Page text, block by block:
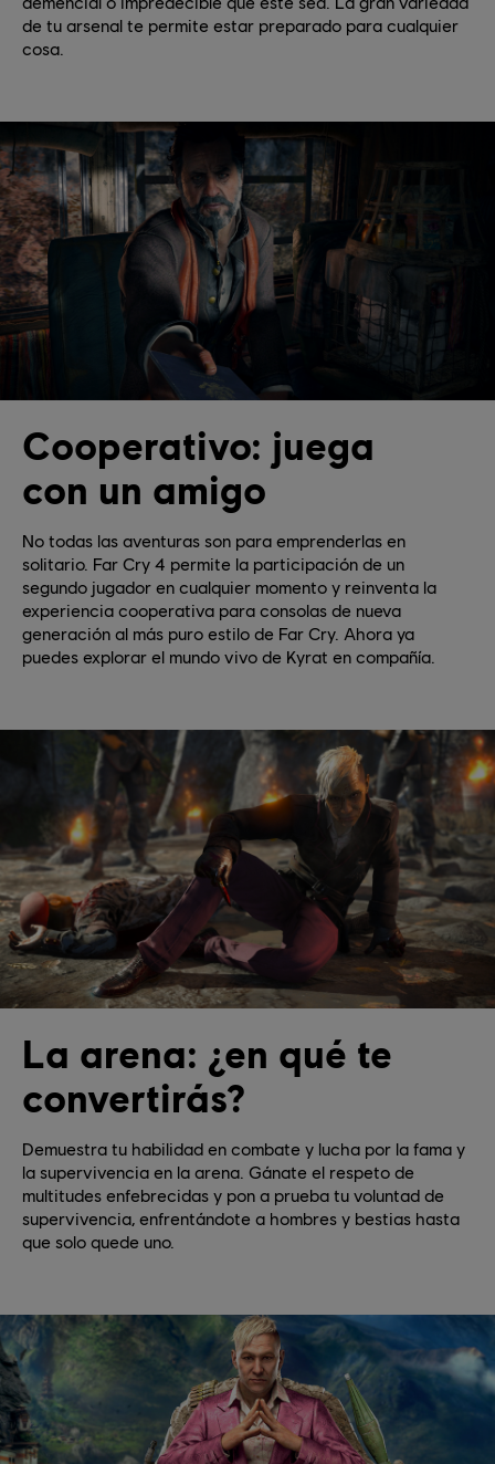
de tu arsenal te permite estar preparado para cualquier
cosa.
Cooperativo: juega
con un amigo
No todas las aventuras son para emprenderlas en
solitario. Far Cry 4 permite la participación de un
segundo jugador en cualquier momento y reinventa la
experiencia cooperativa para consolas de nueva
generación al más puro estilo de Far Cry. Ahora ya
puedes explorar el mundo vivo de Kyrat en compañía.
La arena: ¿en qué te
convertirás?
Demuestra tu habilidad en combate y lucha por la fama y
la supervivencia en la arena. Gánate el respeto de
multitudes enfebrecidas y pon a prueba tu voluntad de
supervivencia, enfrentándote a hombres y bestias hasta
que solo quede uno.